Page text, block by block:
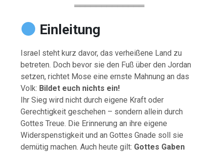
═════════════
Einleitung
Israel steht kurz davor, das verheißene Land zu
betreten. Doch bevor sie den Fuß über den Jordan
setzen, richtet Mose eine ernste Mahnung an das
Volk: Bildet euch nichts ein!
Ihr Sieg wird nicht durch eigene Kraft oder
Gerechtigkeit geschehen – sondern allein durch
Gottes Treue. Die Erinnerung an ihre eigene
Widerspenstigkeit und an Gottes Gnade soll sie
demütig machen. Auch heute gilt: Gottes Gaben